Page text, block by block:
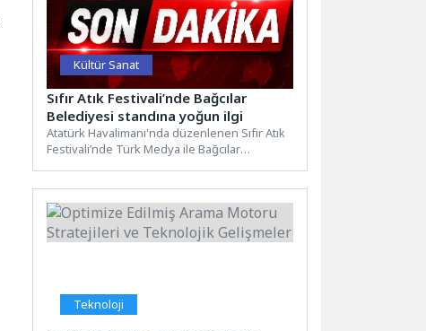
Kültür Sanat
Sıfır Atık Festivali’nde Bağcılar
Belediyesi standına yoğun ilgi
Atatürk Havalimanı'nda düzenlenen Sıfır Atık
Festivali’nde Türk Medya ile Bağcılar
Teknoloji